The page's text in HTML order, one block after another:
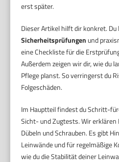
erst später.
Dieser Artikel hilft dir konkret.
Sicherheitsprüfungen und
eine Checkliste für die
Außerdem zeigen wir dir, wie du
Pflege planst. So verringerst du
Folgeschäden.
Im Hauptteil findest du Schritt-
Sicht- und Zugtests. Wir
Dübeln und Schrauben. Es gibt
Leinwände und für regelmäßige
wie du die Stabilität deiner